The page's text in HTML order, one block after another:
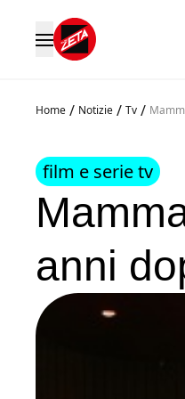
Home / Notizie / Tv /
film e serie tv
anni